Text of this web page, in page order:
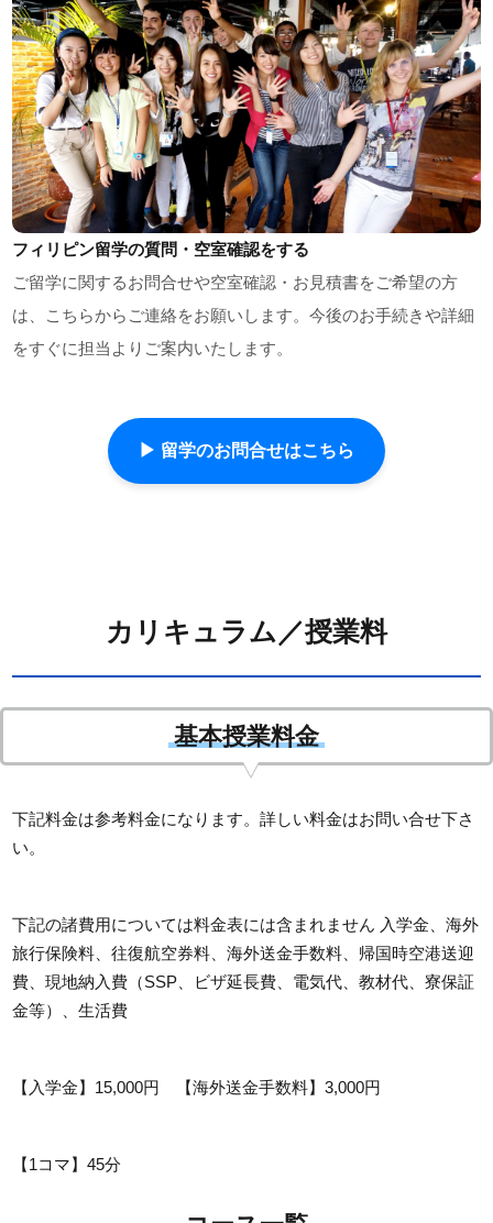
フィリピン留学の質問・空室確認をする
ご留学に関するお問合せや空室確認・お見積書をご希望の方
は、こちらからご連絡をお願いします。今後のお手続きや詳細
をすぐに担当よりご案内いたします。
▶ 留学のお問合せはこちら
カリキュラム／授業料
基本授業料金
下記料金は参考料金になります。詳しい料金はお問い合せ下さ
い。
下記の諸費用については料金表には含まれません 入学金、海外
旅行保険料、往復航空券料、海外送金手数料、帰国時空港送迎
費、現地納入費（SSP、ビザ延長費、電気代、教材代、寮保証
金等）、生活費
【入学金】15,000円 【海外送金手数料】3,000円
【1コマ】45分